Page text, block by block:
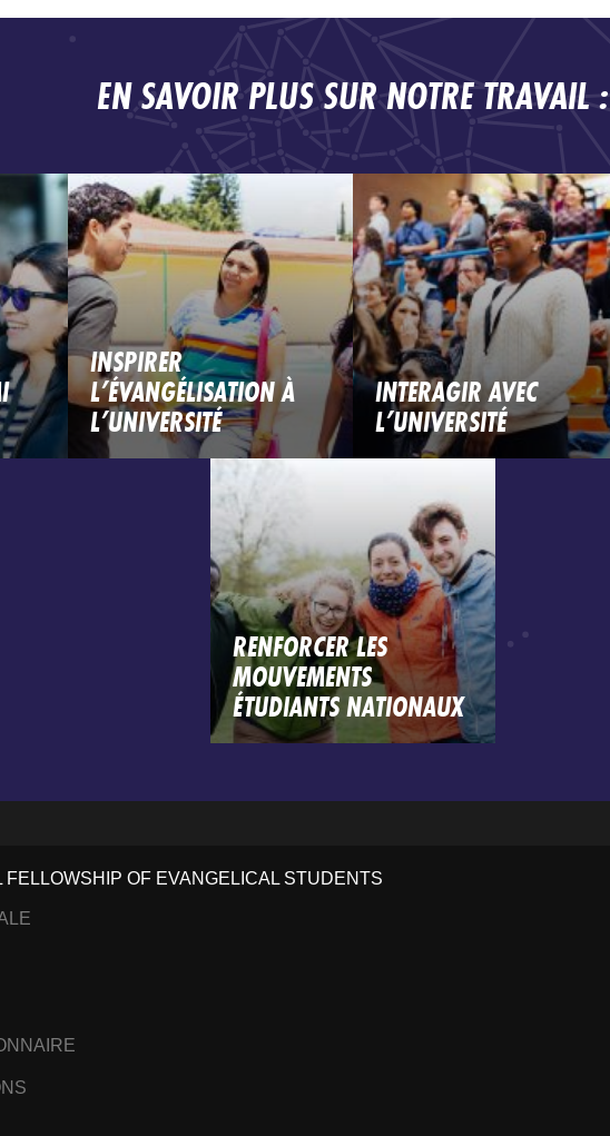
EN SAVOIR PLUS SUR NOTRE TRAVAIL :
INSPIRER
L’ÉVANGÉLISATION À
L’UNIVERSITÉ
INTERAGIR AVEC
L’UNIVERSITÉ
RENFORCER LES
MOUVEMENTS
ÉTUDIANTS NATIONAUX
FELLOWSHIP OF EVANGELICAL STUDENTS